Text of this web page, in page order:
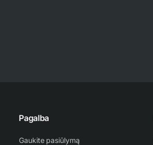
Pagalba
Gaukite pasiūlymą